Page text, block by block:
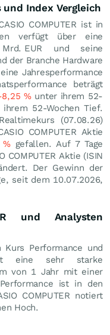
und Index Vergleich
COMPUTER ist in
verfügt über eine
EUR und seine
der Branche Hardware
Jahresperformance
beträgt
%unter ihrem 52-
52-Wochen Tief.
(07.08.26)
COMPUTER Aktie
% gefallen. Auf 7 Tage
COMPUTER Aktie (ISIN
Der Gewinn der
seit dem 10.07.2026,
und Analysten
Kurs Performance und
eine sehr starke
von 1 Jahr mit einer
ist in den
COMPUTER notiert
Hoch.